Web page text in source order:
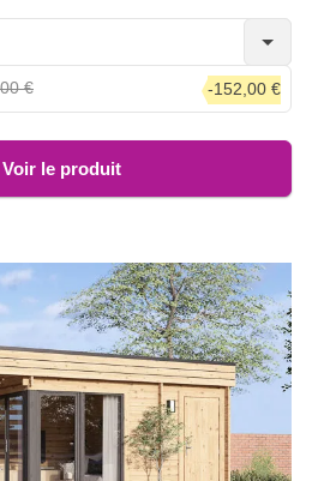
compact avec une entrée
avantage pour cette belle et
€ -152,00 €
Voir le produit